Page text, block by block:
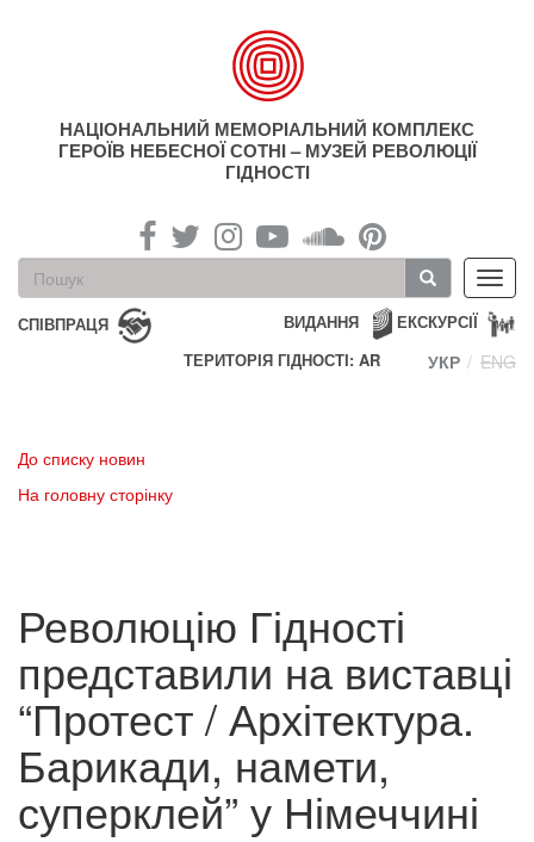
НАЦІОНАЛЬНИЙ МЕМОРІАЛЬНИЙ КОМПЛЕКС
ГЕРОЇВ НЕБЕСНОЇ СОТНІ – МУЗЕЙ РЕВОЛЮЦІЇ
ГІДНОСТІ
Пошукова
форма
Пошук
СПІВПРАЦЯ ЕКСКУРСІЇ
ВИДАННЯ
ТЕРИТОРІЯ ГІДНОСТІ: AR
УКР ENG
До списку новин
На головну сторінку
Революцію Гідності
представили на виставці
“Протест / Архітектура.
Барикади, намети,
суперклей” у Німеччині